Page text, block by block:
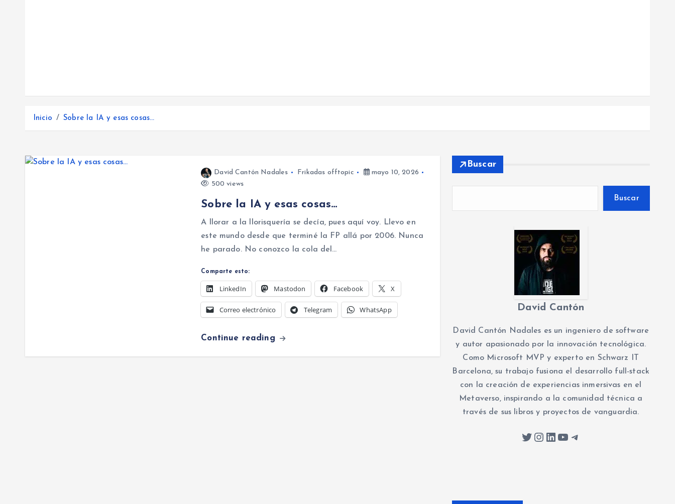
Inicio Sobre la IA y esas cosas…
David Cantón Nadales Frikadas offtopic
mayo 10, 2026
500 views
Sobre la IA y esas cosas…
A llorar a la llorisquería se decía, pues aquí voy. Llevo en
este mundo desde que terminé la FP allá por 2006. Nunca
he parado. No conozco la cola del…
Comparte esto:
LinkedIn Mastodon Facebook X
Correo electrónico Telegram WhatsApp
Continue reading
Buscar
Buscar
David Cantón
David Cantón Nadales es un ingeniero de software
y autor apasionado por la innovación tecnológica.
Como Microsoft MVP y experto en Schwarz IT
Barcelona, su trabajo fusiona el desarrollo full-stack
con la creación de experiencias inmersivas en el
Metaverso, inspirando a la comunidad técnica a
través de sus libros y proyectos de vanguardia.
Twitter Instagram LinkedIn YouTube Telegram